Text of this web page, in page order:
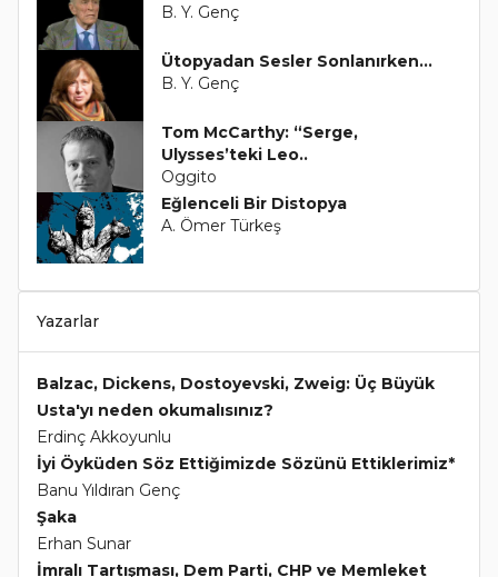
B. Y. Genç
Ütopyadan Sesler Sonlanırken...
B. Y. Genç
Tom McCarthy: “Serge,
Ulysses’teki Leo..
Oggito
Eğlenceli Bir Distopya
A. Ömer Türkeş
Yazarlar
Balzac, Dickens, Dostoyevski, Zweig: Üç Büyük
Usta'yı neden okumalısınız?
Erdinç Akkoyunlu
İyi Öyküden Söz Ettiğimizde Sözünü Ettiklerimiz*
Banu Yıldıran Genç
Şaka
Erhan Sunar
İmralı Tartışması, Dem Parti, CHP ve Memleket